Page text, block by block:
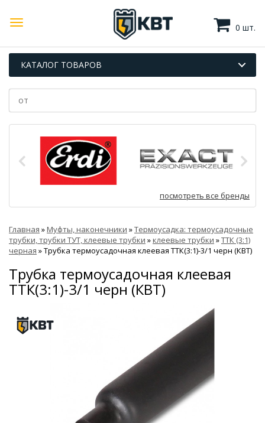
0 шт.
КАТАЛОГ ТОВАРОВ
посмотреть все бренды
Главная »Муфты, наконечники »Термоусадка: термоусадочные
трубки, трубки ТУТ, клеевые трубки »клеевые трубки »ТТК (3:1)
черная »Трубка термоусадочная клеевая ТТК(3:1)-3/1 черн (КВТ)
Трубка термоусадочная клеевая
ТТК(3:1)-3/1 черн (КВТ)